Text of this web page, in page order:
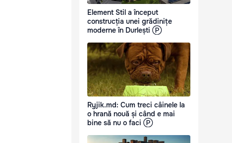
Element Stil a început
construcția unei grădinițe
moderne în Durlești Ⓟ
Ryjik.md: Cum treci câinele la
o hrană nouă și când e mai
bine să nu o faci Ⓟ